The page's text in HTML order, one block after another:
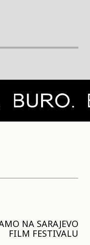
NA SARAJEVO
FILM FESTIVALU